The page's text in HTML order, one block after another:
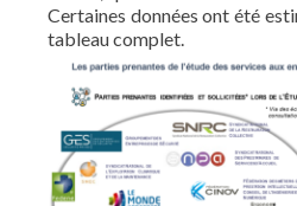
Certaines données ont été
tableau complet.